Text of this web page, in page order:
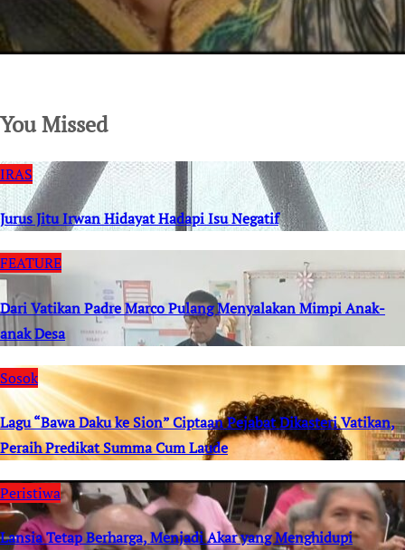
You Missed
IRAS
Jurus Jitu Irwan Hidayat Hadapi Isu Negatif
FEATURE
Dari Vatikan Padre Marco Pulang Menyalakan Mimpi Anak-
anak Desa
Sosok
Lagu “Bawa Daku ke Sion” Ciptaan Pejabat Dikasteri Vatikan,
Peraih Predikat Summa Cum Laude
Peristiwa
Lansia Tetap Berharga, Menjadi Akar yang Menghidupi